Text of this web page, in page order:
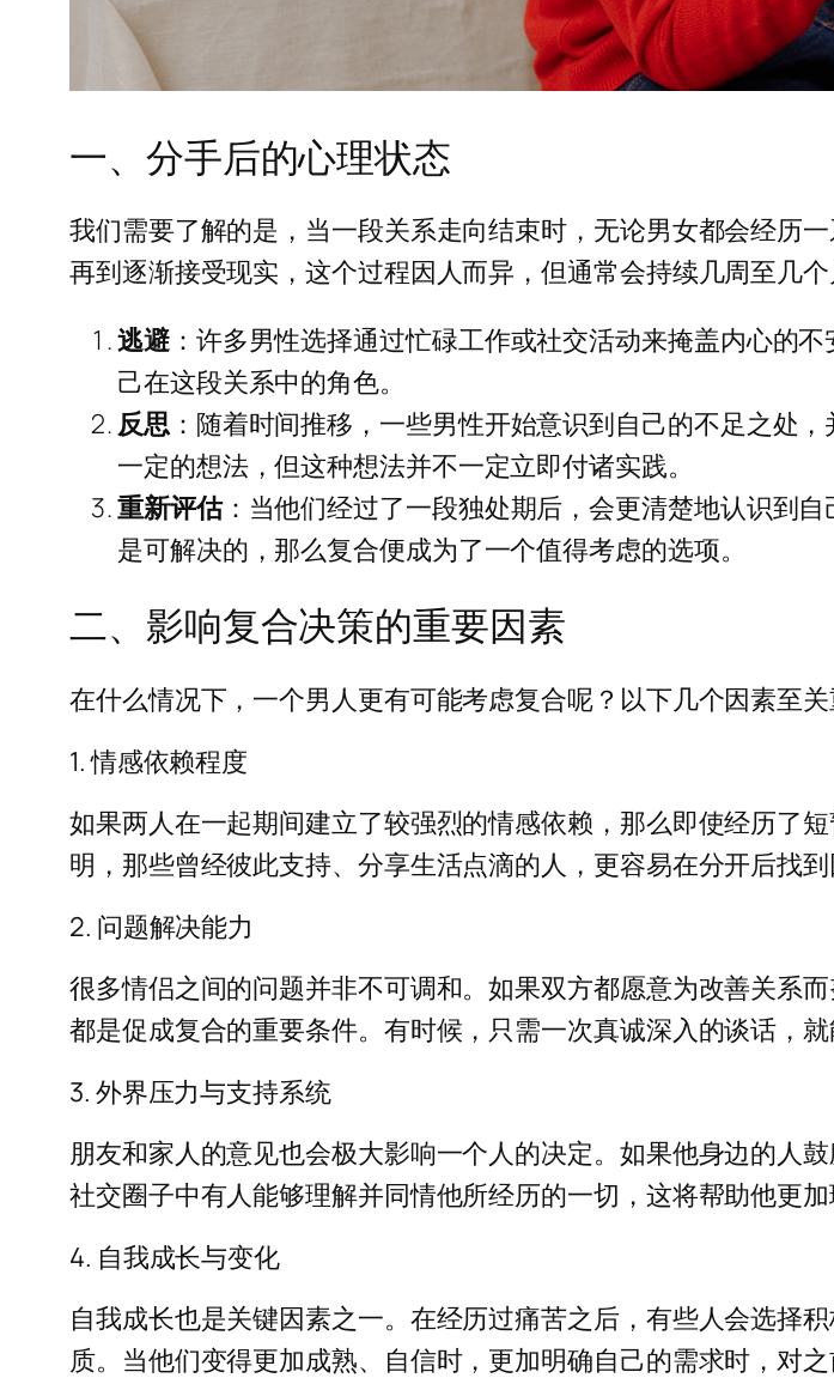
一、分手后的心理状态
我们需要了解的是，当一段关系走向结束时，无论男女都会经历
再到逐渐接受现实，这个过程因人而异，但通常会持续几周至几
逃避：许多男性选择通过忙碌工作或社交活动来掩盖内心的
己在这段关系中的角色。
反思：随着时间推移，一些男性开始意识到自己的不足之处
一定的想法，但这种想法并不一定立即付诸实践。
重新评估：当他们经过了一段独处期后，会更清楚地认识到
是可解决的，那么复合便成为了一个值得考虑的选项。
二、影响复合决策的重要因素
在什么情况下，一个男人更有可能考虑复合呢？以下几个因素至关
1. 情感依赖程度
如果两人在一起期间建立了较强烈的情感依赖，那么即使经历了
明，那些曾经彼此支持、分享生活点滴的人，更容易在分开后找到
2. 问题解决能力
很多情侣之间的问题并非不可调和。如果双方都愿意为改善关系
都是促成复合的重要条件。有时候，只需一次真诚深入的谈话，就
3. 外界压力与支持系统
朋友和家人的意见也会极大影响一个人的决定。如果他身边的人
社交圈子中有人能够理解并同情他所经历的一切，这将帮助他更加
4. 自我成长与变化
自我成长也是关键因素之一。在经历过痛苦之后，有些人会选择
质。当他们变得更加成熟、自信时，更加明确自己的需求时，对